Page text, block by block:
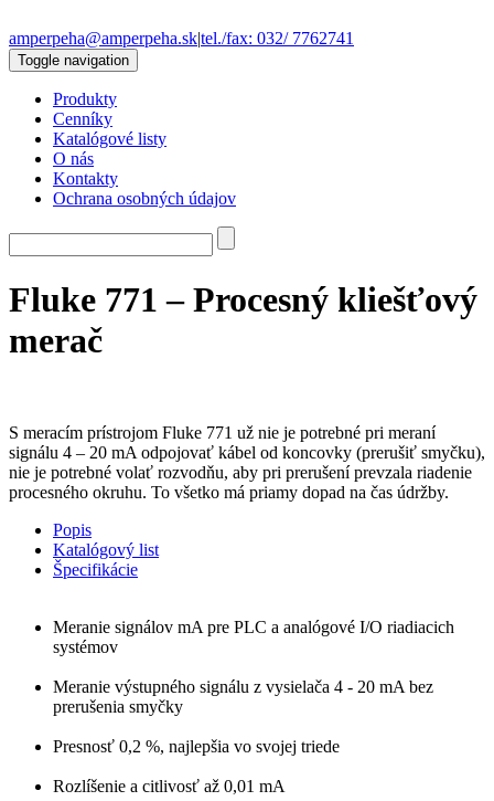
amperpeha@amperpeha.sk|tel./fax: 032/ 7762741
Toggle navigation
Produkty
Cenníky
Katalógové listy
O nás
Kontakty
Ochrana osobných údajov
Fluke 771 – Procesný kliešťový
merač
S meracím prístrojom Fluke 771 už nie je potrebné pri meraní
signálu 4 – 20 mA odpojovať kábel od koncovky (prerušiť smyčku),
nie je potrebné volať rozvodňu, aby pri prerušení prevzala riadenie
procesného okruhu. To všetko má priamy dopad na čas údržby.
Popis
Katalógový list
Špecifikácie
Meranie signálov mA pre PLC a analógové I/O riadiacich
systémov
Meranie výstupného signálu z vysielača 4 - 20 mA bez
prerušenia smyčky
Presnosť 0,2 %, najlepšia vo svojej triede
Rozlíšenie a citlivosť až 0,01 mA